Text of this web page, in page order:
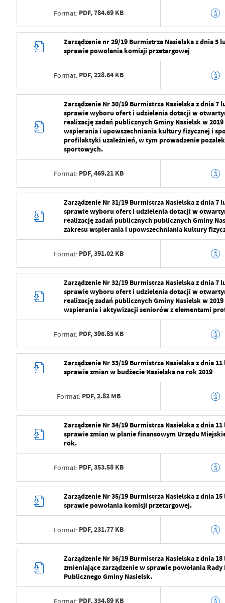
Ostatnio zaktualizował Radosław
Data opublikowania 2024-07-29
Opublikował Radosław
Data ostatniej aktualizacji 2024-07-29
Ostatnio zaktualizował Radosław
Format: PDF,784.69 KB
Radosław
Data opublikowania 2024-07-29
Opublikował Radosław
Data ostatniej aktualizacji 2024-07-29
Ostatnio zaktualizował Radosław
Zarządzenie nr 29/19 Burmistrza Nasielska z dnia 5
sprawie powołania komisji przetargowej
Format: PDF,228.64 KB
Radosław
Data opublikowania 2024-07-29
Opublikował Radosław
Data ostatniej aktualizacji 2024-07-29
Zarządzenie Nr 30/19 Burmistrza Nasielska z dnia 7
sprawie wyboru ofert i udzielenia dotacji w
realizację zadań publicznych Gminy Nasielsk w
wspierania i upowszechniania kultury fizycznej i
profilaktyki uzależnień, w tym prowadzenie
sportowych.
Format: PDF,469.21 KB
Wytworzył Radosław
2024-07-29
Opublikował Radosław
Data ostatniej aktualizacji 2024-07-29
Ostatnio zaktualizował Radosław
Zarządzenie Nr 31/19 Burmistrza Nasielska z dnia 7
sprawie wyboru ofert i udzielenia dotacji w
realizację zadań publicznych publicznych Gminy
zakresu wspierania i upowszechniania kultury
Format: PDF,391.02 KB
Wytworzył Radosław
Data opublikowania 2024-07-29
Opublikował Radosław
Data ostatniej aktualizacji 2024-07-29
Ostatnio zaktualizował Radosław
Zarządzenie Nr 32/19 Burmistrza Nasielska z dnia 7
sprawie wyboru ofert i udzielenia dotacji w
realizację zadań publicznych Gminy Nasielsk w
wspierania i aktywizacji seniorów z elementami
Format: PDF,396.85 KB
Radosław
Data opublikowania 2024-07-29
Opublikował Radosław
Data ostatniej aktualizacji 2024-07-29
Ostatnio zaktualizował Radosław
Zarządzenie Nr 33/19 Burmistrza Nasielska z dnia
sprawie zmian w budżecie Nasielska na rok 2019
Format: PDF,2.82 MB
Wytworzył Radosław
Data ostatniej aktualizacji 2024-07-29
Ostatnio zaktualizował Radosław
Zarządzenie Nr 34/19 Burmistrza Nasielska z dnia
sprawie zmian w planie finansowym Urzędu
rok.
Format: PDF,353.58 KB
Radosław
Data opublikowania 2024-07-29
Opublikował Radosław
Data ostatniej aktualizacji 2024-07-29
Ostatnio zaktualizował Radosław
Zarządzenie Nr 35/19 Burmistrza Nasielska z dnia
sprawie powołania komisji przetargowej.
Format: PDF,231.77 KB
Wytworzył Radosław
Zarządzenie Nr 36/19 Burmistrza Nasielska z dnia
zmieniające zarządzenie w sprawie powołania Rady
Publicznego Gminy Nasielsk.
Format: PDF,334.89 KB